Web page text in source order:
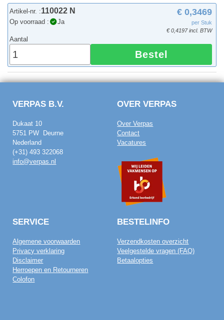
Artikel-nr. :110022 N
Op voorraad : Ja
€ 0,3469
per Stuk
€ 0,4197 incl. BTW
Aantal
Bestel
VERPAS B.V.
Dukaat 10
5751 PW Deurne
Nederland
(+31) 493 322068
info@verpas.nl
OVER VERPAS
Over Verpas
Contact
Vacatures
SERVICE
Algemene voorwaarden
Privacy verklaring
Disclaimer
Herroepen en Retourneren
Colofon
BESTELINFO
Verzendkosten overzicht
Veelgestelde vragen (FAQ)
Betaalopties